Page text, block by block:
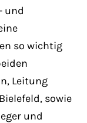
und
so wichtig
Leitung
sowie
und